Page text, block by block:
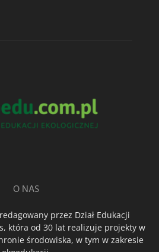
O NAS
przez Dział Edukacji
która od 30 lat realizuje projekty w
środowiska, w tym w zakresie